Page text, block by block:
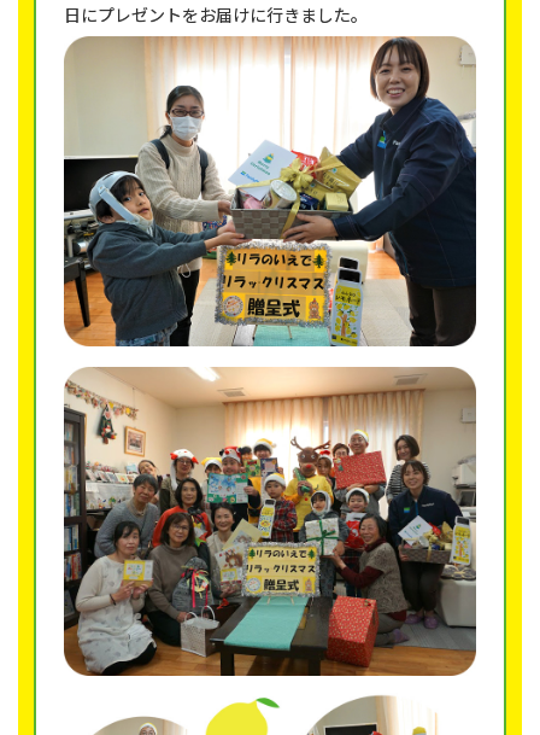
日にプレゼントをお届けに行きました。